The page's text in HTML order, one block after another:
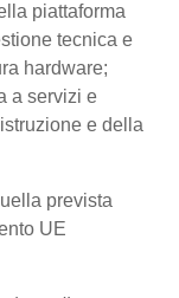
piattaforma
tecnica e
hardware;
a servizi e
e della
prevista
UE